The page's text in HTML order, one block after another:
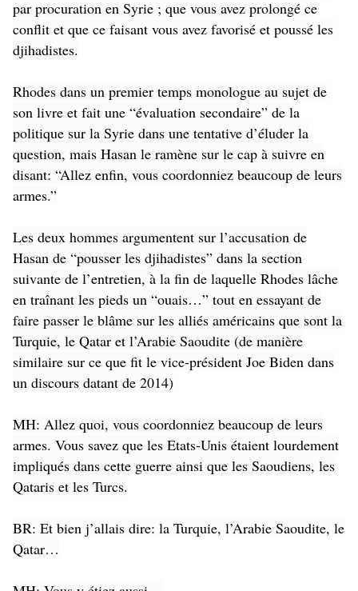
par procuration en Syrie ; que vous avez prolongé ce
conflit et que ce faisant vous avez favorisé et poussé les
djihadistes.
Rhodes dans un premier temps monologue au sujet de
son livre et fait une “évaluation secondaire” de la
politique sur la Syrie dans une tentative d’éluder la
question, mais Hasan le ramène sur le cap à suivre en
disant: “Allez enfin, vous coordonniez beaucoup de leurs
armes.”
Les deux hommes argumentent sur l’accusation de
Hasan de “pousser les djihadistes” dans la section
suivante de l’entretien, à la fin de laquelle Rhodes lâche
en traînant les pieds un “ouais…” tout en essayant de
faire passer le blâme sur les alliés américains que sont la
Turquie, le Qatar et l’Arabie Saoudite (de manière
similaire sur ce que fit le vice-président Joe Biden dans
un discours datant de 2014)
MH: Allez quoi, vous coordonniez beaucoup de leurs
armes. Vous savez que les Etats-Unis étaient lourdement
impliqués dans cette guerre ainsi que les Saoudiens, les
Qataris et les Turcs.
BR: Et bien j’allais dire: la Turquie, l’Arabie Saoudite, le
Qatar…